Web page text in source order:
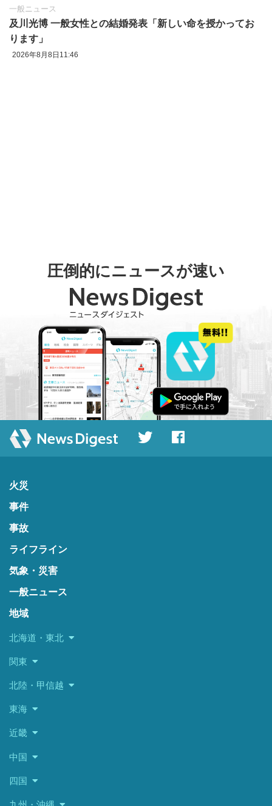
一般ニュース
及川光博 一般女性との結婚発表「新しい命を授かってお
ります」
2026年8月8日11:46
圧倒的にニュースが速い
火災
事件
事故
ライフライン
気象・災害
一般ニュース
地域
北海道・東北
関東
北陸・甲信越
東海
近畿
中国
四国